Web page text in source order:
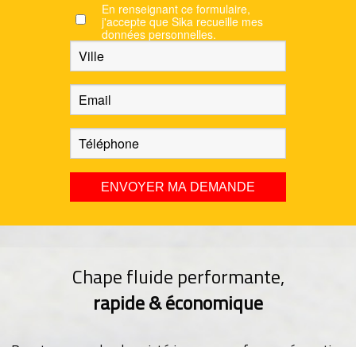
En renseignant ce formulaire,
j'accepte que Sika recueille mes
données personnelles.
Chape fluide performante,
rapide & économique